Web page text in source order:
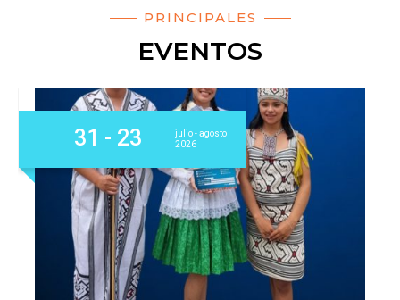
PRINCIPALES
EVENTOS
31 - 23 julio- agosto
2026